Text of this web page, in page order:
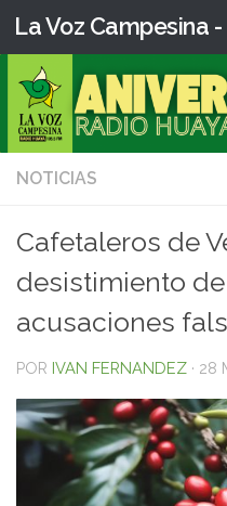
NOTICIAS
Cafetaleros de
desistimiento
acusaciones
POR IVAN FERNANDEZ · 28